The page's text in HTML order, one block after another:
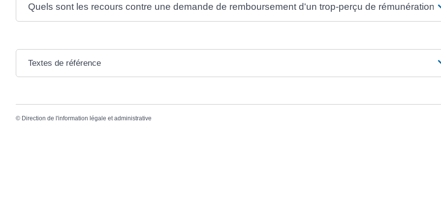
Quels sont les recours contre une demande de remboursement d'un trop-perçu de rémunération
Textes de référence
© Direction de l'information légale et administrative